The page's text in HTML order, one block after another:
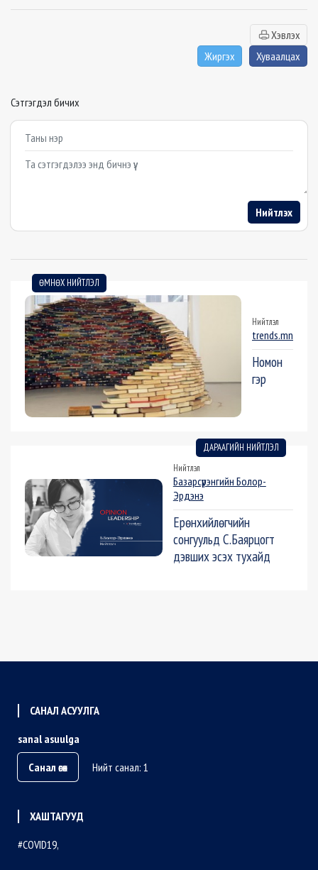
Хэвлэх
Жиргэх
Хуваалцах
Сэтгэгдэл бичих
Example textarea
Нийтлэх
ӨМНӨХ НИЙТЛЭЛ
Нийтлэл
trends.mn
Номон
гэр
ДАРААГИЙН НИЙТЛЭЛ
Нийтлэл
Базарсүрэнгийн Болор-
Эрдэнэ
Ерөнхийлөгчийн
сонгуульд С.Баярцогт
дэвших эсэх тухайд
САНАЛ АСУУЛГА
sanal asuulga
Санал өгөх
Нийт санал: 1
ХАШТАГУУД
COVID19